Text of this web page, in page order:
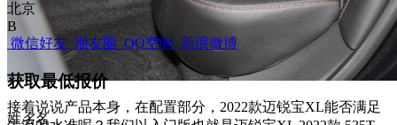
接着说说产品本身，在配置部分，2022款迈锐宝XL能否满足
北京
B
微信好友 朋友圈 QQ空间 新浪微博
获取最低报价
姓名名